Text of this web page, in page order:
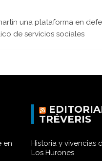
una plataforma en
de servicios sociales
en
TRÉVERIS
Historia y vivencias
Los Hurones